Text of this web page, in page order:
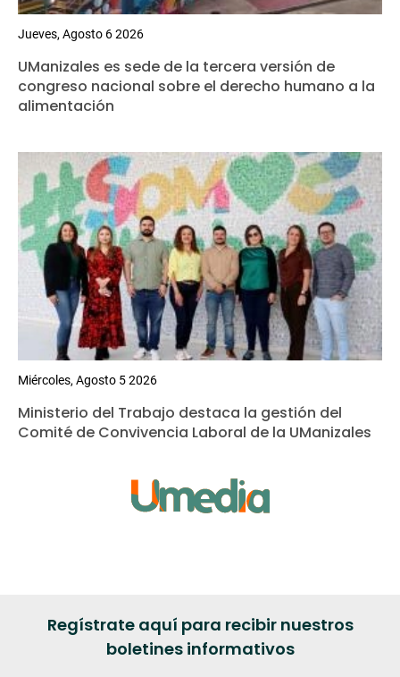
Jueves, Agosto 6 2026
UManizales es sede de la tercera versión de
congreso nacional sobre el derecho humano a la
alimentación
Miércoles, Agosto 5 2026
Ministerio del Trabajo destaca la gestión del
Comité de Convivencia Laboral de la UManizales
Regístrate aquí para recibir nuestros
boletines informativos